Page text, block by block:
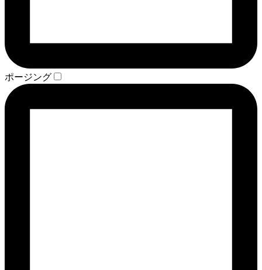
ポージング